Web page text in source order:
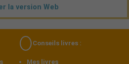
la version Web
Conseils livres :
Mes livres